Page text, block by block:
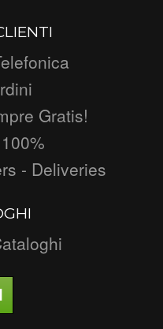
Gratis!
- Deliveries